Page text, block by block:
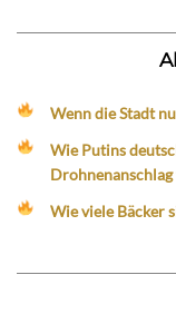
Wenn die Stadt
Wie Putins
Wie viele Bäcker